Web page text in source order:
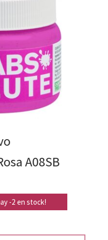
A08SB
-2 en stock!